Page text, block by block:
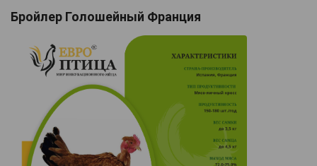
Бройлер Голошейный Франция